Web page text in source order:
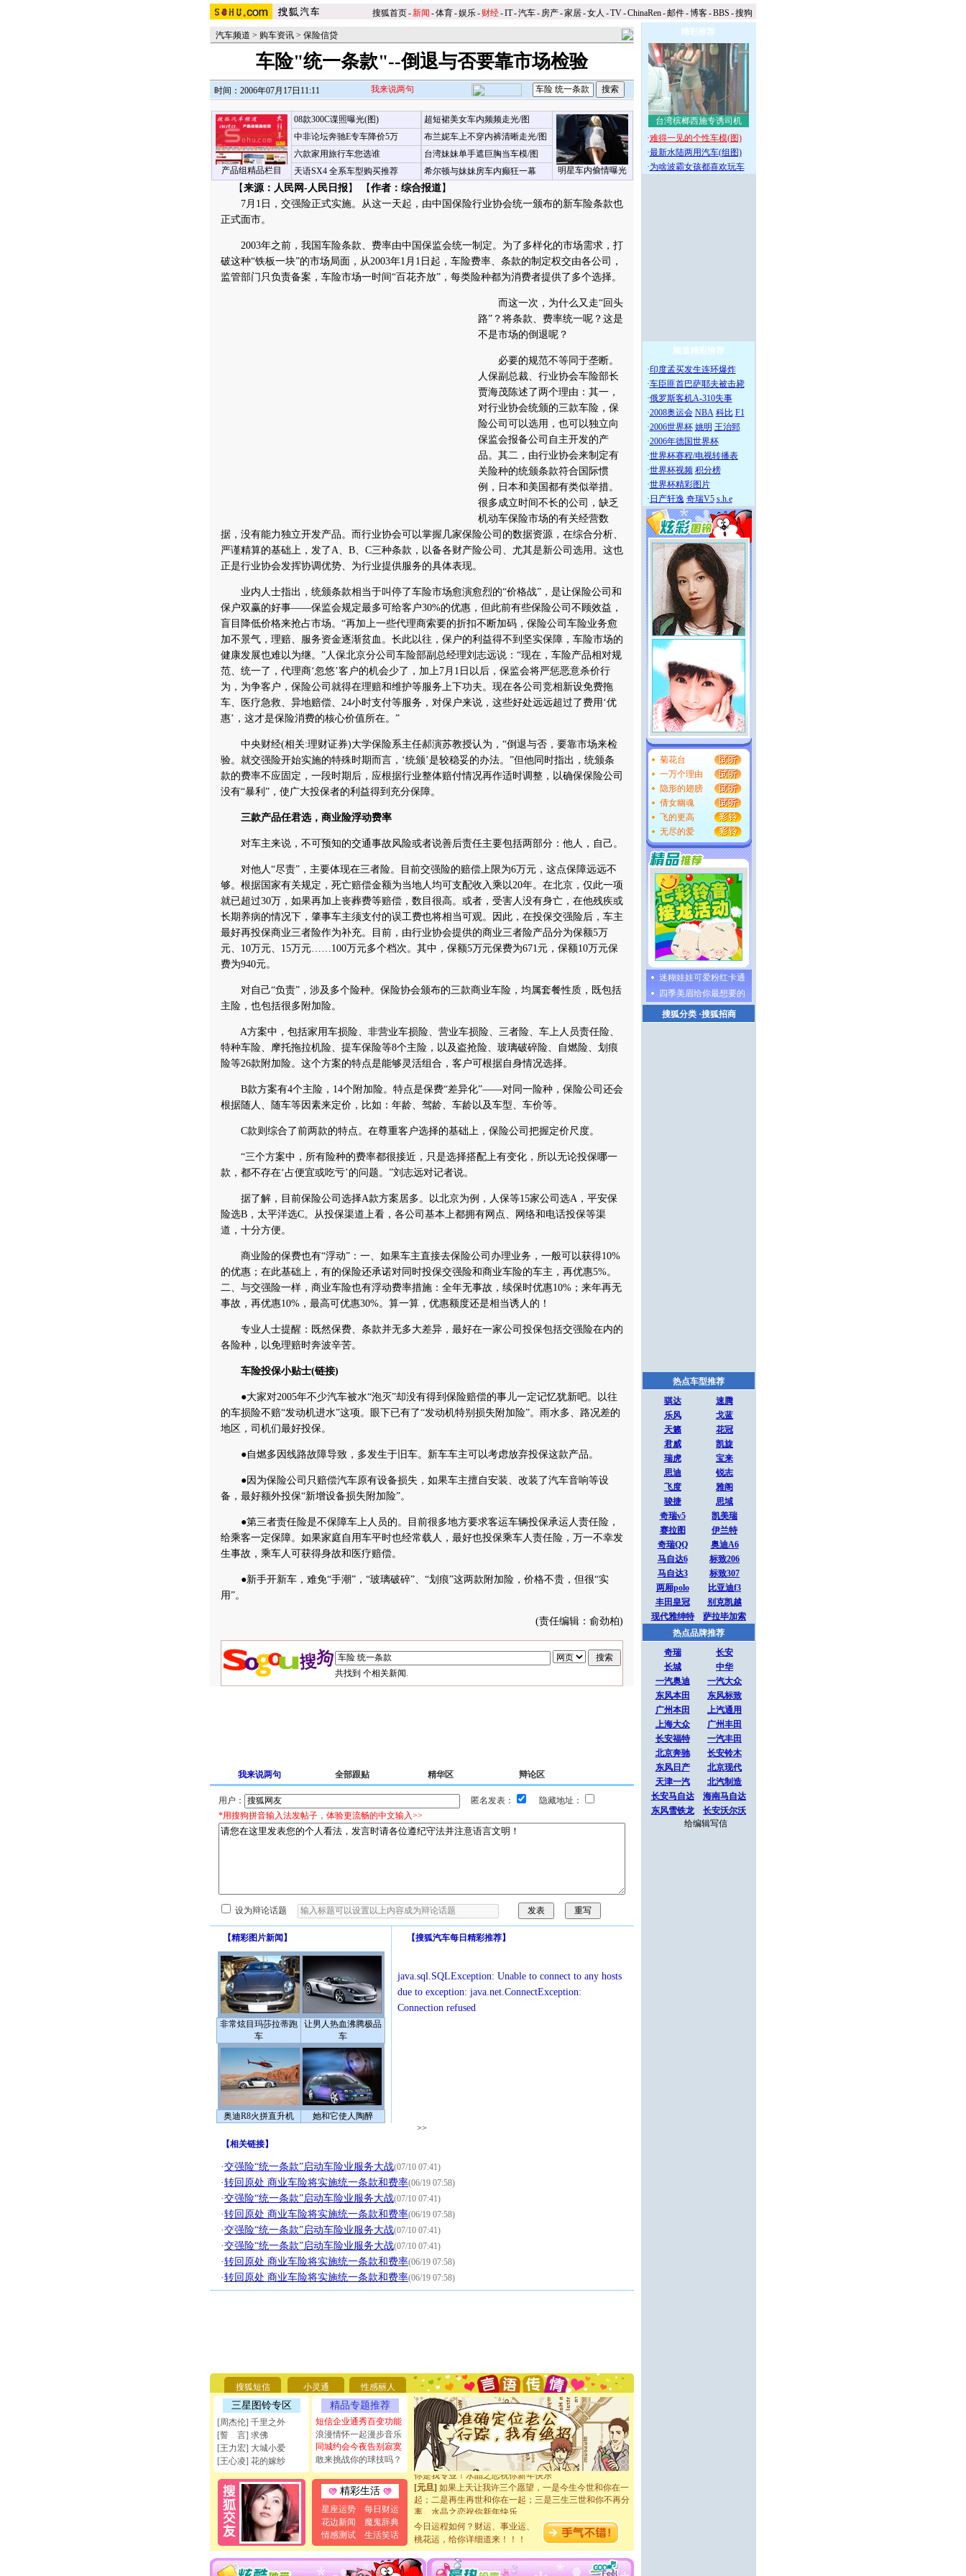
搜狐首页-新闻 -体育-娱乐- 财经-IT-汽车- 房产-家居-女人 -TV-ChinaRen-邮件-博客-BBS -搜狗
汽车频道 > 购车资讯 > 保险信贷
车险"统一条款"--倒退与否要靠市场检验
时间：2006年07月17日11:11 我来说两句
产品组精品栏目
08款300C谍照曝光(图)
中非论坛奔驰E专车降价5万
六款家用旅行车您选谁
天语SX4 全系车型购买推荐
超短裙美女车内频频走光/图
明星车内偷情曝光
布兰妮车上不穿内裤清晰走光/图
台湾妹妹单手遮巨胸当车模/图
希尔顿与妹妹房车内癫狂一幕
【来源：人民网-人民日报】 【作者：综合报道】
7月1日，交强险正式实施。从这一天起，由中国保险行业协会统一颁布的新车险条款也
正式面市。
2003年之前，我国车险条款、费率由中国保监会统一制定。为了多样化的市场需求，打
破这种“铁板一块”的市场局面，从2003年1月1日起，车险费率、条款的制定权交由各公司，
监管部门只负责备案，车险市场一时间“百花齐放”，每类险种都为消费者提供了多个选择。
而这一次，为什么又走“回头
路”？将条款、费率统一呢？这是
不是市场的倒退呢？
必要的规范不等同于垄断。
人保副总裁、行业协会车险部长
贾海茂陈述了两个理由：其一，
对行业协会统颁的三款车险，保
险公司可以选用，也可以独立向
保监会报备公司自主开发的产
品。其二，由行业协会来制定有
关险种的统颁条款符合国际惯
例，日本和美国都有类似举措。
很多成立时间不长的公司，缺乏
机动车保险市场的有关经营数
据，没有能力独立开发产品。而行业协会可以掌握几家保险公司的数据资源，在综合分析、
严谨精算的基础上，发了A、B、C三种条款，以备各财产险公司、尤其是新公司选用。这也
正是行业协会发挥协调优势、为行业提供服务的具体表现。
业内人士指出，统颁条款相当于叫停了车险市场愈演愈烈的“价格战”，是让保险公司和
保户双赢的好事——保监会规定最多可给客户30%的优惠，但此前有些保险公司不顾效益，
盲目降低价格来抢占市场。“再加上一些代理商索要的折扣不断加码，保险公司车险业务愈
加不景气，理赔、服务资金逐渐贫血。长此以往，保户的利益得不到坚实保障，车险市场的
健康发展也难以为继。”人保北京分公司车险部副总经理刘志远说：“现在，车险产品相对规
范、统一了，代理商‘忽悠’客户的机会少了，加上7月1日以后，保监会将严惩恶意杀价行
为，为争客户，保险公司就得在理赔和维护等服务上下功夫。现在各公司竞相新设免费拖
车、医疗急救、异地赔偿、24小时支付等服务，对保户来说，这些好处远远超过了费用‘优
惠’，这才是保险消费的核心价值所在。”
中央财经(相关:理财证券)大学保险系主任郝演苏教授认为，“倒退与否，要靠市场来检
验。就交强险开始实施的特殊时期而言，‘统颁’是较稳妥的办法。”但他同时指出，统颁条
款的费率不应固定，一段时期后，应根据行业整体赔付情况再作适时调整，以确保保险公司
没有“暴利”，使广大投保者的利益得到充分保障。
三款产品任君选，商业险浮动费率
对车主来说，不可预知的交通事故风险或者说善后责任主要包括两部分：他人，自己。
对他人“尽责”，主要体现在三者险。目前交强险的赔偿上限为6万元，这点保障远远不
够。根据国家有关规定，死亡赔偿金额为当地人均可支配收入乘以20年。在北京，仅此一项
就已超过30万，如果再加上丧葬费等赔偿，数目很高。或者，受害人没有身亡，在他残疾或
长期养病的情况下，肇事车主须支付的误工费也将相当可观。因此，在投保交强险后，车主
最好再投保商业三者险作为补充。目前，由行业协会提供的商业三者险产品分为保额5万
元、10万元、15万元……100万元多个档次。其中，保额5万元保费为671元，保额10万元保
费为940元。
对自己“负责”，涉及多个险种。保险协会颁布的三款商业车险，均属套餐性质，既包括
主险，也包括很多附加险。
A方案中，包括家用车损险、非营业车损险、营业车损险、三者险、车上人员责任险、
特种车险、摩托拖拉机险、提车保险等8个主险，以及盗抢险、玻璃破碎险、自燃险、划痕
险等26款附加险。这个方案的特点是能够灵活组合，客户可根据自身情况选择。
B款方案有4个主险，14个附加险。特点是保费“差异化”——对同一险种，保险公司还会
根据随人、随车等因素来定价，比如：年龄、驾龄、车龄以及车型、车价等。
C款则综合了前两款的特点。在尊重客户选择的基础上，保险公司把握定价尺度。
“三个方案中，所有险种的费率都很接近，只是选择搭配上有变化，所以无论投保哪一
款，都不存在‘占便宜或吃亏’的问题。”刘志远对记者说。
据了解，目前保险公司选择A款方案居多。以北京为例，人保等15家公司选A，平安保
险选B，太平洋选C。从投保渠道上看，各公司基本上都拥有网点、网络和电话投保等渠
道，十分方便。
商业险的保费也有“浮动”：一、如果车主直接去保险公司办理业务，一般可以获得10%
的优惠；在此基础上，有的保险还承诺对同时投保交强险和商业车险的车主，再优惠5%。
二、与交强险一样，商业车险也有浮动费率措施：全年无事故，续保时优惠10%；来年再无
事故，再优惠10%，最高可优惠30%。算一算，优惠额度还是相当诱人的！
专业人士提醒：既然保费、条款并无多大差异，最好在一家公司投保包括交强险在内的
各险种，以免理赔时奔波辛苦。
车险投保小贴士(链接)
●大家对2005年不少汽车被水“泡灭”却没有得到保险赔偿的事儿一定记忆犹新吧。以往
的车损险不赔“发动机进水”这项。眼下已有了“发动机特别损失附加险”。雨水多、路况差的
地区，司机们最好投保。
●自燃多因线路故障导致，多发生于旧车。新车车主可以考虑放弃投保这款产品。
●因为保险公司只赔偿汽车原有设备损失，如果车主擅自安装、改装了汽车音响等设
备，最好额外投保“新增设备损失附加险”。
●第三者责任险是不保障车上人员的。目前很多地方要求客运车辆投保承运人责任险，
给乘客一定保障。如果家庭自用车平时也经常载人，最好也投保乘车人责任险，万一不幸发
生事故，乘车人可获得身故和医疗赔偿。
●新手开新车，难免“手潮”，“玻璃破碎”、“划痕”这两款附加险，价格不贵，但很“实
用”。
(责任编辑：俞劲柏)
共找到 个相关新闻.
我来说两句 全部跟贴 精华区 辩论区
用户： 匿名发表：
隐藏地址：
*用搜狗拼音输入法发帖子，体验更流畅的中文输入>>
设为辩论话题
【精彩图片新闻 】
非常炫目玛莎拉蒂跑
车
让男人热血沸腾极品
车
奥迪R8火拼直升机 她和它使人陶醉
【搜狐汽车每日精彩推荐】
java.sql.SQLException: Unable to connect to any hosts
due to exception: java.net.ConnectException:
Connection refused
>>
【相关链接】
·交强险“统一条款”启动车险业服务大战(07/10 07:41)
·转回原处 商业车险将实施统一条款和费率(06/19 07:58)
·交强险“统一条款”启动车险业服务大战(07/10 07:41)
·转回原处 商业车险将实施统一条款和费率(06/19 07:58)
·交强险“统一条款”启动车险业服务大战(07/10 07:41)
·交强险“统一条款”启动车险业服务大战(07/10 07:41)
·转回原处 商业车险将实施统一条款和费率(06/19 07:58)
·转回原处 商业车险将实施统一条款和费率(06/19 07:58)
搜狐短信 小灵通 性感丽人
三星图铃专区
[周杰伦] 千里之外
[誓 言] 求佛
[王力宏] 大城小爱
[王心凌] 花的嫁纱
精品专题推荐
短信企业通秀百变功能
浪漫情怀一起漫步音乐
同城约会今夜告别寂寞
敢来挑战你的球技吗？
精彩生活
星座运势
每日财运
花边新闻
魔鬼辞典
情感测试
生活笑话
[圣诞节]
不只这样的日子才会想起你,而是这样的日子才
能正大光明地骚扰你,告诉你,圣诞要快乐!新年要快乐!天
天都要快乐噢!
[圣诞节]奉上一颗祝福的心,在这个特别的日子里,愿幸福,
如意,快乐,鲜花,一切美好的祝愿与你同在.圣诞快乐!
[元旦]看到你我会触电；看不到你我要充电；没有你我会
断电。爱你是我职业，想你是我事业，抱你是我特长，吻
你是我专业！水晶之恋祝你新年快乐
[元旦]如果上天让我许三个愿望，一是今生今世和你在一
起；二是再生再世和你在一起；三是三生三世和你不再分
离。水晶之恋祝你新年快乐
[元旦]当我狠下心扭头离去那一刻，你在我身后无助地哭
泣，这痛楚让我明白我多么爱你。我转身抱住你：这猪不
卖了。水晶之恋祝你新年快乐。
[春节]风柔雨润好月圆，半岛铁盒伴身边，每日尽显开心
颜！冬去春来似水如烟，劳碌人生需尽欢！听一曲轻歌，
今日运程如何？财运、事业运、
桃花运，给你详细道来！！！
精彩推荐
台湾槟榔西施专诱司机
·难得一见的个性车模(图)
·最新水陆两用汽车(组图)
·为啥波霸女孩都喜欢玩车
频道精彩推荐
·印度孟买发生连环爆炸
·车臣匪首巴萨耶夫被击毙
·俄罗斯客机A-310失事
·2008奥运会 NBA 科比 F1
·2006世界杯 姚明 王治郅
·2006年德国世界杯
·世界杯赛程/电视转播表
·世界杯视频 积分榜
·世界杯精彩图片
· 日产轩逸 奇瑞V5 s.h.e
菊花台
一万个理由
隐形的翅膀
倩女幽魂
飞的更高
无尽的爱
迷糊娃娃可爱粉红卡通
四季美眉给你最想要的
搜狐分类·搜狐招商
热点车型推荐
骐达
速腾
乐风
戈蓝
天籁
花冠
君威
凯旋
瑞虎
宝来
思迪
锐志
飞度
雅阁
骏捷
思域
奇瑞v5
凯美瑞
赛拉图
伊兰特
奇瑞QQ
奥迪A6
马自达6
标致206
马自达3
标致307
两厢polo
比亚迪f3
丰田皇冠
别克凯越
现代雅绅特
萨拉毕加索
热点品牌推荐
奇瑞
长安
长城
中华
一汽奥迪
一汽大众
东风本田
东风标致
广州本田
上汽通用
上海大众
广州丰田
长安福特
一汽丰田
北京奔驰
长安铃木
东风日产
北京现代
天津一汽
北汽制造
长安马自达
海南马自达
东风雪铁龙
长安沃尔沃
给编辑写信